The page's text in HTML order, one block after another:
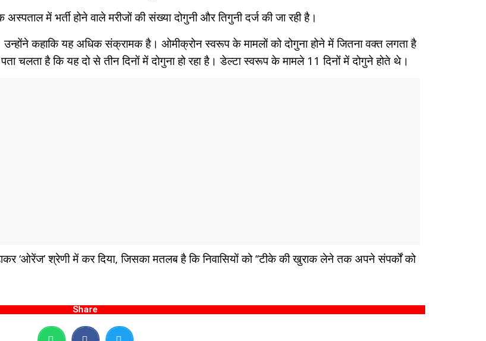
में भर्ती होने वाले मरीजों की संख्या दोगुनी और तिगुनी दर्ज की जा रही है।
कहाकि यह अधिक संक्रामक है। ओमीक्रोन स्वरूप के मामलों को दोगुना होने में जितना वक्त लगता है
है कि यह दो से तीन दिनों में दोगुना हो रहा है। डेल्टा स्वरूप के मामले 11 दिनों में दोगुने होते थे।
‘ओरेंज’ श्रेणी में कर दिया, जिसका मतलब है कि निवासियों को ‘‘टीके की खुराक लेने तक अपने संपर्कों को
Share